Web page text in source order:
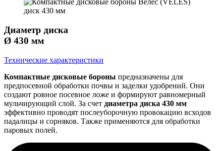
Диаметр диска
Ø 430 мм
Технические характеристики
Компактные дисковые бороны предназначены для
предпосевной обработки почвы и заделки удобрений. Они
создают ровное посевное ложе и формируют равномерный
мульчирующий слой. За счет диаметра диска 430 мм
эффективно проводят послеуборочную провокацию всходов
падалицы и сорняков. Также применяются для обработки
паровых полей.